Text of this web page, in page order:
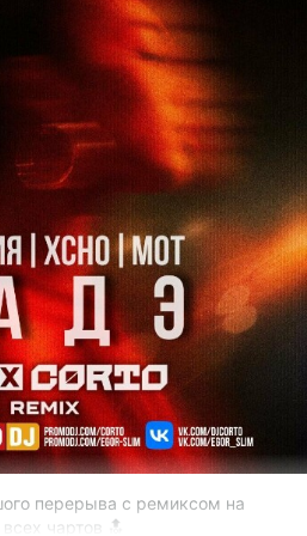
перерыва с ремиксом на
чартов 🔝